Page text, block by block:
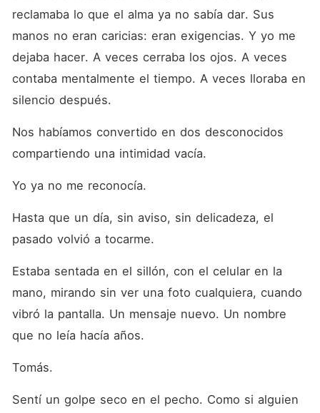
reclamaba lo que el alma ya no sabía dar. Sus
manos no eran caricias: eran exigencias. Y yo me
dejaba hacer. A veces cerraba los ojos. A veces
contaba mentalmente el tiempo. A veces lloraba en
silencio después.
Nos habíamos convertido en dos desconocidos
compartiendo una intimidad vacía.
Yo ya no me reconocía.
Hasta que un día, sin aviso, sin delicadeza, el
pasado volvió a tocarme.
Estaba sentada en el sillón, con el celular en la
mano, mirando sin ver una foto cualquiera, cuando
vibró la pantalla. Un mensaje nuevo. Un nombre
que no leía hacía años.
Tomás.
Sentí un golpe seco en el pecho. Como si alguien